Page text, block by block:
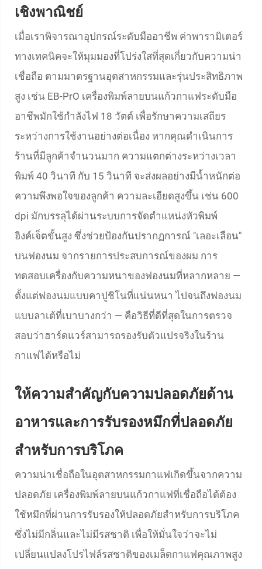
เชิงพาณิชย์
เมื่อเราพิจารณาอุปกรณ์ระดับมืออาชีพ ค่าพารามิเตอร์
ทางเทคนิคจะให้มุมมองที่โปร่งใสที่สุดเกี่ยวกับความน่า
เชื่อถือ ตามมาตรฐานอุตสาหกรรมและรุ่นประสิทธิภาพ
สูง เช่น EB-PrO เครื่องพิมพ์ลายบนแก้วกาแฟระดับมือ
อาชีพมักใช้กำลังไฟ 18 วัตต์ เพื่อรักษาความเสถียร
ระหว่างการใช้งานอย่างต่อเนื่อง หากคุณดำเนินการ
ร้านที่มีลูกค้าจำนวนมาก ความแตกต่างระหว่างเวลา
พิมพ์ 40 วินาที กับ 15 วินาที จะส่งผลอย่างมีน้ำหนักต่อ
ความพึงพอใจของลูกค้า ความละเอียดสูงขึ้น เช่น 600
dpi มักบรรลุได้ผ่านระบบการจัดตำแหน่งหัวพิมพ์
อิงค์เจ็ตขั้นสูง ซึ่งช่วยป้องกันปรากฏการณ์ "เลอะเลือน"
บนฟองนม จากรายการประสบการณ์ของผม การ
ทดสอบเครื่องกับความหนาของฟองนมที่หลากหลาย —
ตั้งแต่ฟองนมแบบคาปูชิโนที่แน่นหนา ไปจนถึงฟองนม
แบบลาเต้ที่เบาบางกว่า — คือวิธีที่ดีที่สุดในการตรวจ
สอบว่าฮาร์ดแวร์สามารถรองรับตัวแปรจริงในร้าน
กาแฟได้หรือไม่
ให้ความสำคัญกับความปลอดภัยด้าน
อาหารและการรับรองหมึกที่ปลอดภัย
สำหรับการบริโภค
ความน่าเชื่อถือในอุตสาหกรรมกาแฟเกิดขึ้นจากความ
ปลอดภัย เครื่องพิมพ์ลายบนแก้วกาแฟที่เชื่อถือได้ต้อง
ใช้หมึกที่ผ่านการรับรองให้ปลอดภัยสำหรับการบริโภค
ซึ่งไม่มีกลิ่นและไม่มีรสชาติ เพื่อให้มั่นใจว่าจะไม่
เปลี่ยนแปลงโปรไฟล์รสชาติของเมล็ดกาแฟคุณภาพสูง